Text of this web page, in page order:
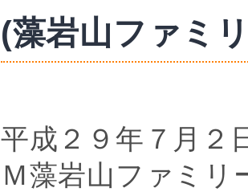
(藻岩山ファミ
平成２９年７月２
Ｍ藻岩山ファミリ